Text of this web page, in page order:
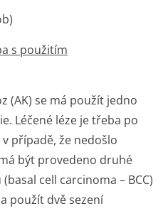
s použitím
(AK) se má použít jedno
Léčené léze je třeba po
případě, že nedošlo
být provedeno druhé
(basal cell carcinoma – BCC)
použít dvě sezení